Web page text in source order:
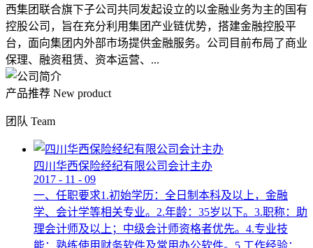
西集团联合旗下子公司共同发起设立的以金融业务为主的国有
控股公司，旨在充分利用集团产业链优势，搭建金融控股平
台，面向集团内外部市场提供金融服务。公司目前布局了商业
保理、融资租赁、资本运营、...
产品推荐 New product
团队 Team
四川华西保险经纪有限公司会计主办
2017 - 11 - 09
一、任职要求1.初始学历：全日制本科及以上，金融
学、会计学等相关专业。2.年龄：35岁以下。3.职称：助
理会计师及以上；中级会计师资格者优先。4.专业技
能：熟练使用财务软件及常用办公软件。5.工作经验：